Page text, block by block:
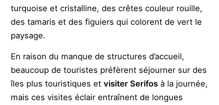
turquoise et cristalline, des crêtes couleur rouille,
des tamaris et des figuiers qui colorent de vert le
paysage.
En raison du manque de structures d’accueil,
beaucoup de touristes préfèrent séjourner sur des
îles plus touristiques etvisiter Serifos à la journée,
mais ces visites éclair entraînent de longues